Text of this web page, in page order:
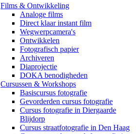
Films & Ontwikkeling
Analoge films
Direct klaar instant film
Wegwerpcamera's
Ontwikkelen
Fotografisch papier
Archiveren
Diaprojectie
DOKA benodigheden
Cursussen & Workshops
Basiscursus fotografie
Gevorderden cursus fotografie
Cursus fotografie in Diergaarde
Blijdorp
Cursus straatfotografie in Den Haag